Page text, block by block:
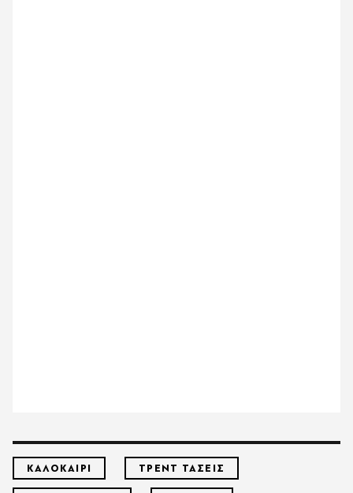
ΚΑΛΟΚΑΙΡΙ ΤΡΕΝΤ ΤΑΣΕΙΣ